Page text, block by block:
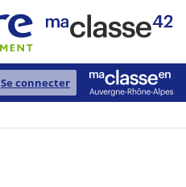
Se connecter